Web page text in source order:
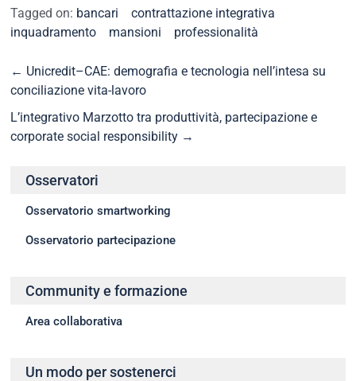
Tagged on: bancari
contrattazione integrativa
inquadramento
mansioni professionalità
← Unicredit–CAE: demografia e tecnologia nell’intesa su
conciliazione vita-lavoro
L’integrativo Marzotto tra produttività, partecipazione e
corporate social responsibility →
Osservatori
Osservatorio smartworking
Osservatorio partecipazione
Community e formazione
Area collaborativa
Un modo per sostenerci